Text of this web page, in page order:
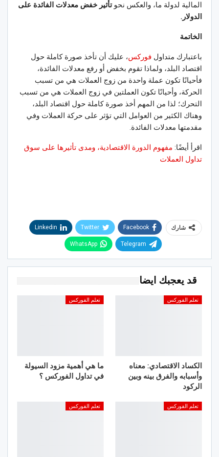
المالية لدولة ما، والعكس نحوتأثير خفض معدلات الفائدة على
الدولار.
الخاتمة
باعتبارك متداول فوركس، عليك أن تأخذ صورة كاملة حول
اقتصاد البلد، ولماذا تقوم بخفض أو رفع معدلات الفائدة،
فأحيانًا تكون عملة واحدة من زوج العملات هي من تسبب
الحركة، وأحيانًا تكون العملتين في زوج العملات هي من تسبب
التحرك؛ لذا من المهم أخذ صورة كاملة حول اقتصاد البلد،
وهناك الكثير من العوامل التي تؤثر على حركة العملات وفي
مقدمتها معدلات الفائدة.
اقرأ أيضًا: مفهوم الدورة الاقتصادية، ومدى تأثيرها على سوق
تداول العملات
شارك Facebook
Twitter
Linkedin
Telegram
WhatsApp
قد يعجبك ايضا
تعلم الفوركس
الكساد الاقتصادي: معناه
وأسبابه والفرق بينه وبين
الركود
تعلم الفوركس
ما هي أهمية مزود السيولة
في تداول الفوركس ؟
تعلم الفوركس تعلم الفوركس